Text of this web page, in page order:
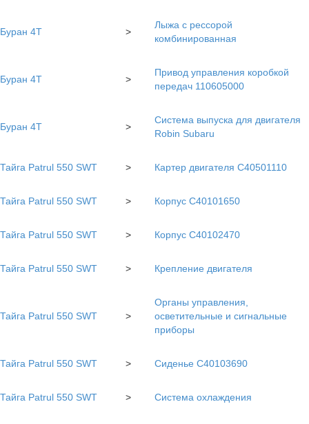
Буран 4Т >
Лыжа с рессорой
комбинированная
Буран 4Т >
Привод управления коробкой
передач 110605000
Буран 4Т >
Система выпуска для двигателя
Robin Subaru
Тайга Patrul 550 SWT > Картер двигателя С40501110
Тайга Patrul 550 SWT > Корпус С40101650
Тайга Patrul 550 SWT > Корпус С40102470
Тайга Patrul 550 SWT > Крепление двигателя
Тайга Patrul 550 SWT >
Органы управления,
осветительные и сигнальные
приборы
Тайга Patrul 550 SWT > Сиденье С40103690
Тайга Patrul 550 SWT > Система охлаждения